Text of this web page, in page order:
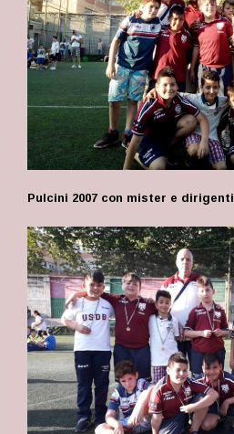
Pulcini 2007 con mister e dirigenti